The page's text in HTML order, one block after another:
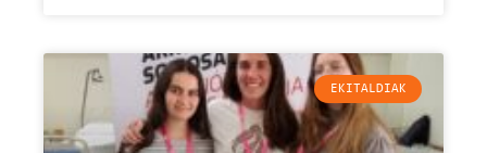
EKITALDIAK